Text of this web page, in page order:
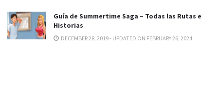
Guía de Summertime Saga – Todas las Rutas e
Historias
DECEMBER 28, 2019 - UPDATED ON FEBRUARY 26, 2024